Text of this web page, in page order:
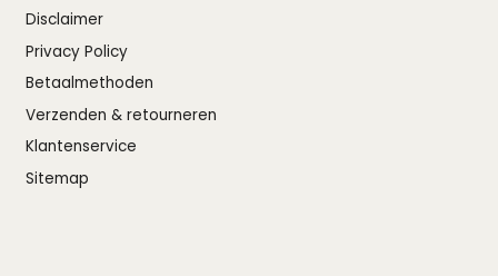
Disclaimer
Privacy Policy
Betaalmethoden
Verzenden & retourneren
Klantenservice
Sitemap